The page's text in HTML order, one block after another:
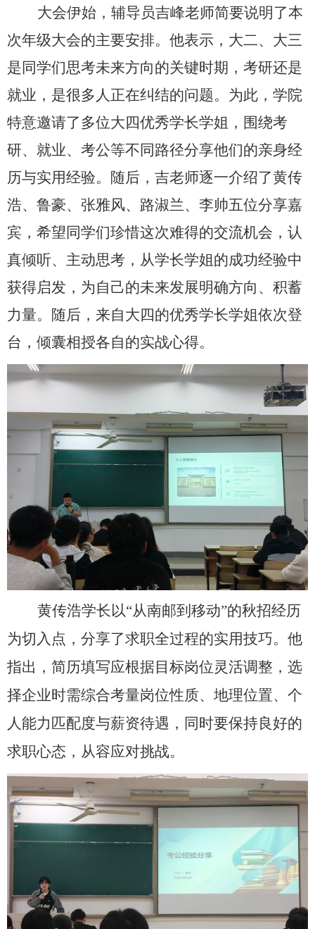
大会伊始，辅导员吉峰老师简要说明了本
次年级大会的主要安排。他表示，大二、大三
是同学们思考未来方向的关键时期，考研还是
就业，是很多人正在纠结的问题。为此，学院
特意邀请了多位大四优秀学长学姐，围绕考
研、就业、考公等不同路径分享他们的亲身经
历与实用经验。随后，吉老师逐一介绍了黄传
浩、鲁豪、张雅风、路淑兰、李帅五位分享嘉
宾，希望同学们珍惜这次难得的交流机会，认
真倾听、主动思考，从学长学姐的成功经验中
获得启发，为自己的未来发展明确方向、积蓄
力量。随后，来自大四的优秀学长学姐依次登
台，倾囊相授各自的实战心得。
黄传浩学长以“从南邮到移动”的秋招经历
为切入点，分享了求职全过程的实用技巧。他
指出，简历填写应根据目标岗位灵活调整，选
择企业时需综合考量岗位性质、地理位置、个
人能力匹配度与薪资待遇，同时要保持良好的
求职心态，从容应对挑战。